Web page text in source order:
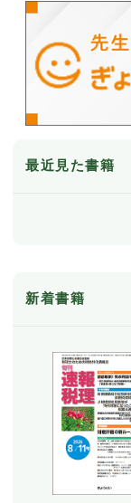
最近見た書籍
新着書籍